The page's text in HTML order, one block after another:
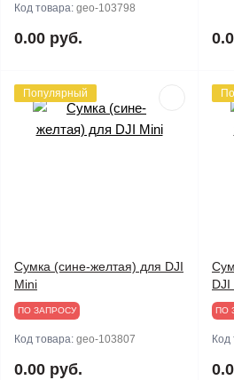
Код товара: geo-103798
0.00 руб.
Популярный
Сумка (сине-желтая) для DJI
Mini
ПО ЗАПРОСУ
Код товара: geo-103807
0.00 руб.
DJI
ПО
Код